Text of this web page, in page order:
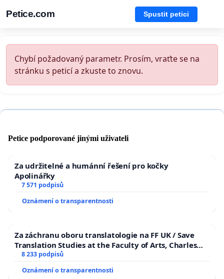
Petice.com Spustit petici
Chybí požadovaný parametr. Prosím, vraťte se na
stránku s peticí a zkuste to znovu.
Petice podporované jinými uživateli
Za udržitelné a humánní řešení pro kočky
Apolinářky
7 571 podpisů
Oznámení o transparentnosti
Za záchranu oboru translatologie na FF UK / Save
Translation Studies at the Faculty of Arts, Charles
University
8 233 podpisů
Oznámení o transparentnosti